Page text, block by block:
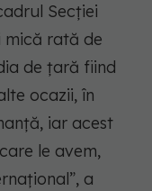
Secției
mică rată de
de țară fiind
ocazii, în
iar acest
le avem,
a